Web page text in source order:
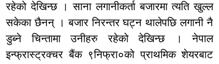
रहेको देखिन्छ । साना लगानीकर्ता बजारमा त्यति खुल्ल
सकेका छैनन् । बजार निरन्तर घट्न थालेपछि लगानी नै
डुब्ने चिन्तामा उनीहरु रहेको देखिन्छ । नेपाल
इन्फ्रास्ट्रक्चर बैंक ९निफ्रा०को प्राथमिक शेयरबाट